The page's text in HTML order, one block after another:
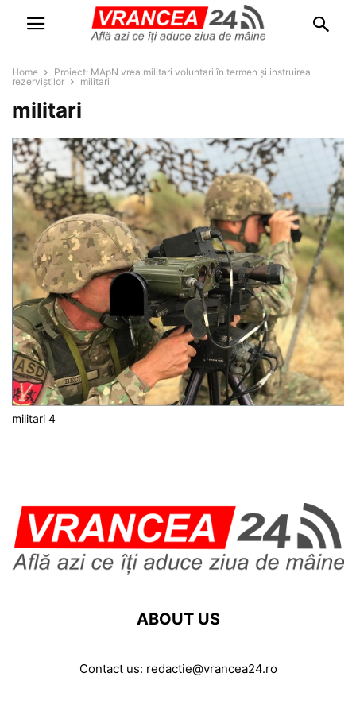
Home
Proiect: MApN vrea militari voluntari în termen și instruirea
rezerviștilor
militari
militari
militari 4
ABOUT US
Contact us: redactie@vrancea24.ro